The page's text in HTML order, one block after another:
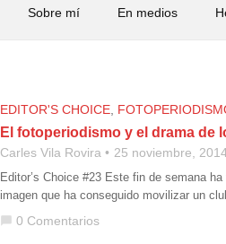
Sobre mí En medios
EDITOR'S CHOICE
El fotoperiodismo y el drama de
Carles Vila Rovira 25 noviembre,
Editor’s Choice #23 Este fin de semana
imagen que ha conseguido movilizar un
chat_bubble 0 Comentarios